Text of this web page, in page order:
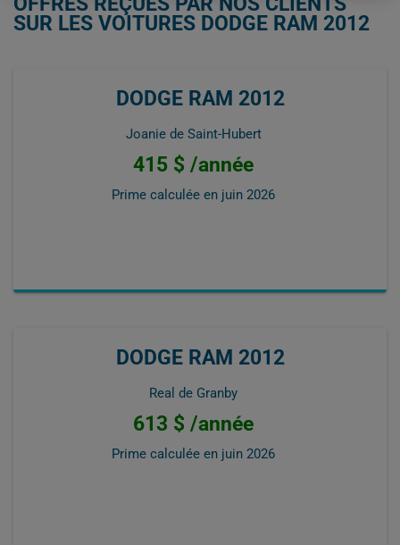
SUR LES VOITURES DODGE RAM 2012
DODGE RAM 2012
Joanie de Saint-Hubert
415 $ /année
Prime calculée en juin 2026
DODGE RAM 2012
Real de Granby
613 $ /année
Prime calculée en juin 2026